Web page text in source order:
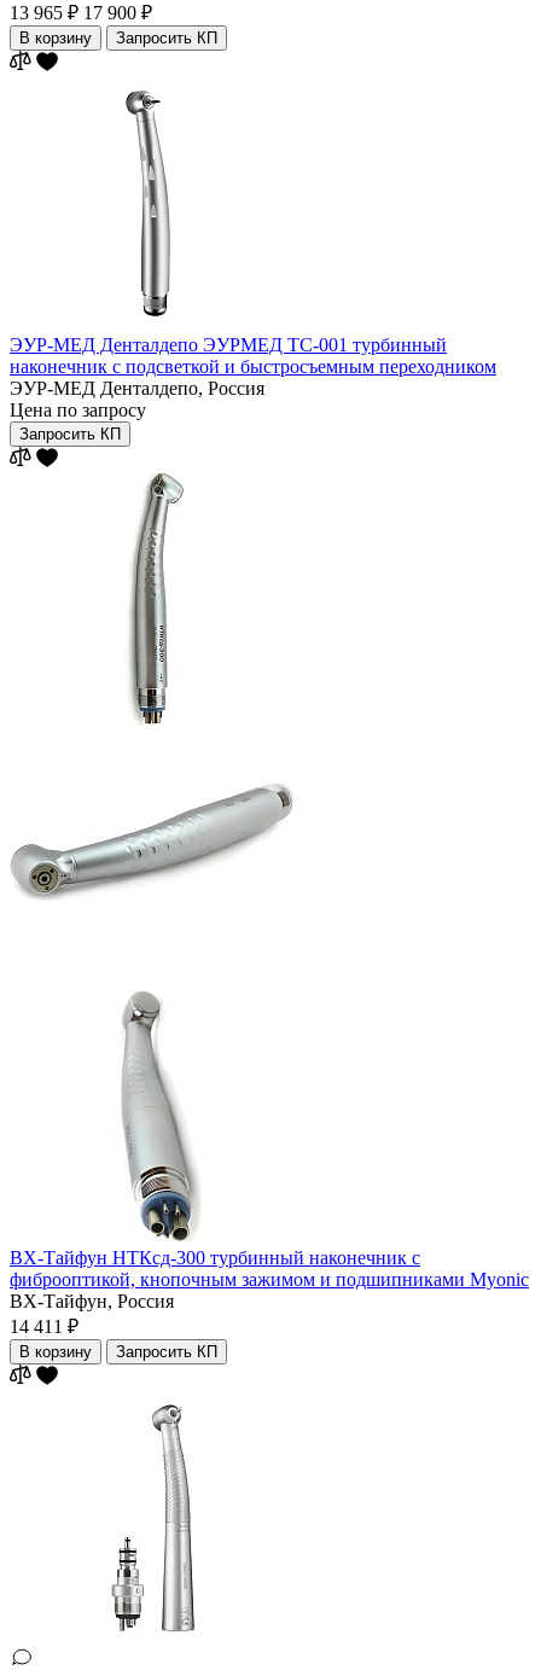
13 965 ₽ 17 900 ₽
В корзину Запросить КП
ЭУР-МЕД Денталдепо ЭУРМЕД ТС-001 турбинный
наконечник с подсветкой и быстросъемным переходником
ЭУР-МЕД Денталдепо, Россия
Цена по запросу
Запросить КП
ВХ-Тайфун НТКсд-300 турбинный наконечник с
фиброоптикой, кнопочным зажимом и подшипниками Myonic
ВХ-Тайфун, Россия
14 411 ₽
В корзину Запросить КП